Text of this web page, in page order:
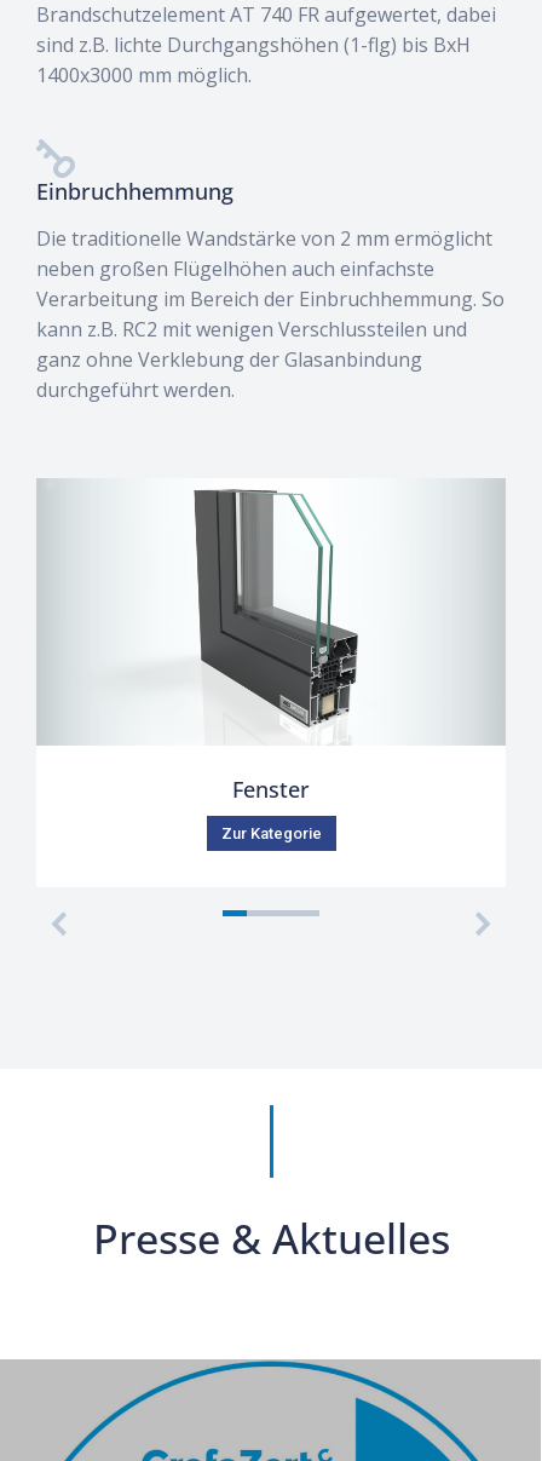
Brandschutzelement AT 740 FR aufgewertet, dabei
sind z.B. lichte Durchgangshöhen (1-flg) bis BxH
1400x3000 mm möglich.
Einbruchhemmung
Die traditionelle Wandstärke von 2 mm ermöglicht
neben großen Flügelhöhen auch einfachste
Verarbeitung im Bereich der Einbruchhemmung. So
kann z.B. RC2 mit wenigen Verschlussteilen und
ganz ohne Verklebung der Glasanbindung
durchgeführt werden.
Fenster
Zur Kategorie
Presse & Aktuelles